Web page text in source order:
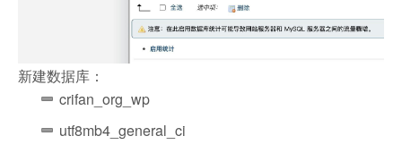
新建数据库：
crifan_org_wp
utf8mb4_general_ci